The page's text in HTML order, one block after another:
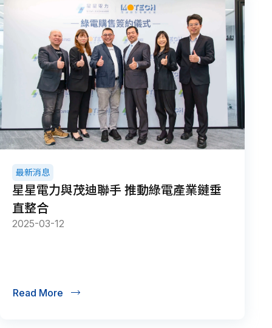
最新消息
星星電力與茂迪聯手 推動綠電產業鏈垂
直整合
2025-03-12
Read More